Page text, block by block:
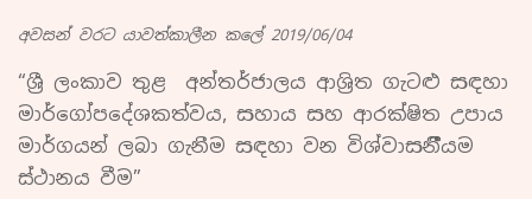
අවසන් වරට යාවත්කාලීන කලේ 2019/06/04
“ශ්‍රී ලංකාව තුළ අන්තර්ජාලය ආශ්‍රිත ගැටළු සඳහා
මාර්ගෝපදේශකත්වය, සහාය සහ ආරක්ෂිත උපාය
මාර්ගයන් ලබා ගැනීම සඳහා වන විශ්වාසනීීීීයම
ස්ථානය වීම”